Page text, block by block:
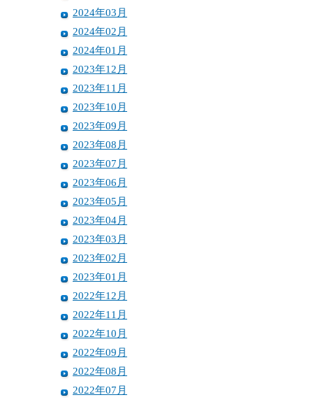
2024年03月
2024年02月
2024年01月
2023年12月
2023年11月
2023年10月
2023年09月
2023年08月
2023年07月
2023年06月
2023年05月
2023年04月
2023年03月
2023年02月
2023年01月
2022年12月
2022年11月
2022年10月
2022年09月
2022年08月
2022年07月